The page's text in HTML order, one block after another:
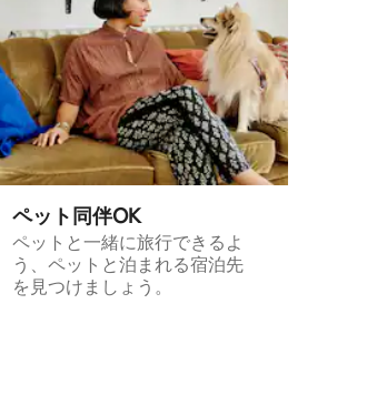
ペット同⁠伴OK
ペットと一緒に旅行できるよ
う、ペットと泊まれる宿泊先
を見つけましょう。